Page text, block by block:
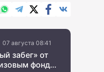
WhatsApp
TelegramX.comFacebook
07 августа 08:41
забег» от
фондом